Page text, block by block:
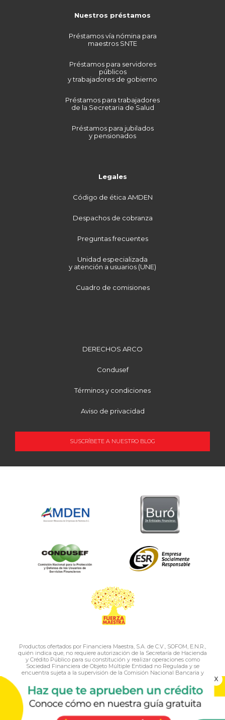
X
Nuestros préstamos
Préstamos vía nómina para
maestros SNTE
Préstamos para servidores
públicos
y trabajadores de gobierno
Préstamos para trabajadores
de la Secretaria de Salud
Préstamos para jubilados
y pensionados
Legales
Código de ética AMDEN
Despachos de cobranza
Preguntas frecuentes
Unidad especializada
y atención a usuarios (UNE)
Cuadro de comisiones
DERECHOS ARCO
Condusef
Términos y condiciones
Aviso de privacidad
SUSCRÍBETE A NUESTRO BLOG
OCUPACIÓN
Productos ofertados por Financiera Maestra, S.A. de C.V., SOFOM, E.N.R.,
quién indica que, no requiere autorización de la Secretaría de Hacienda
y Crédito Público para su constitución y realizar operaciones como
Sociedad Financiera de Objeto Múltiple Entidad no Regulada y se
encuentra sujeta a la supervisión de la Comisión Nacional Bancaria y
organizaciones y actividades auxiliares del crédito.